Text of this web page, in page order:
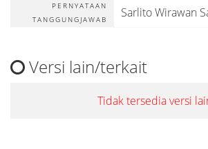
PERNYATAAN
TANGGUNGJAWAB
Sarlito Wirawan
Versi lain/terkait
Tidak tersedia versi